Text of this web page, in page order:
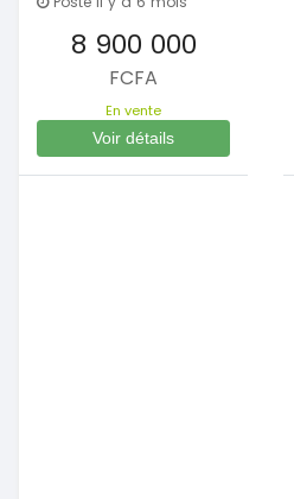
8 900 000
FCFA
En vente
Voir détails